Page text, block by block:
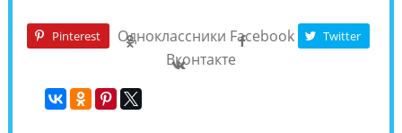
Pinterest Одноклассники Facebook Twitter
Вконтакте